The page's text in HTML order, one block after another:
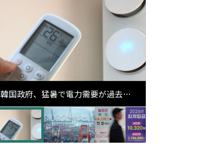
韓国政府、猛暑で電力需要が過去最
高更新の可能性に需給対応体制を点
検